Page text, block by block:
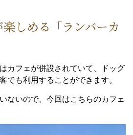
しめる「ランバーカ
カフェが併設されていて、ドッグ
でも利用することができます。
ないので、今回はこちらのカフェ